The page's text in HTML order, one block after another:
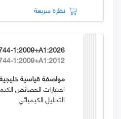
نظرة سريعة
1:2009+A1:2026
1:2009+A1:2012
مواصفة قياسية خليجية
التحليل الكيميائي